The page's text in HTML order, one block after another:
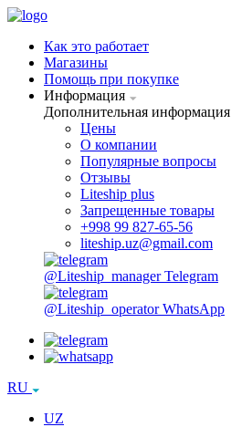
Как это работает
Магазины
Помощь при покупке
Информация
Дополнительная информация
Цены
О компании
Популярные вопросы
Отзывы
Liteship plus
Запрещенные товары
+998 99 827-65-56
liteship.uz@gmail.com
@Liteship_manager Telegram
@Liteship_operator WhatsApp
RU
UZ